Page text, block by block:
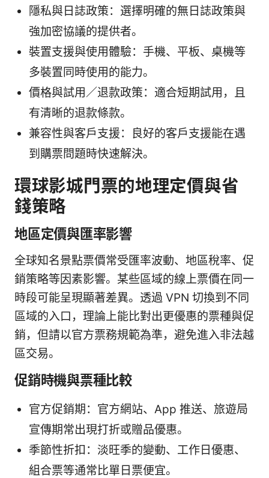
隱私與日誌政策：選擇明確的無日誌政策與
強加密協議的提供者。
裝置支援與使用體驗：手機、平板、桌機等
多裝置同時使用的能力。
價格與試用／退款政策：適合短期試用，且
有清晰的退款條款。
兼容性與客戶支援：良好的客戶支援能在遇
到購票問題時快速解決。
環球影城門票的地理定價與省
錢策略
地區定價與匯率影響
全球知名景點票價常受匯率波動、地區稅率、促
銷策略等因素影響。某些區域的線上票價在同一
時段可能呈現顯著差異。透過 VPN 切換到不同
區域的入口，理論上能比對出更優惠的票種與促
銷，但請以官方票務規範為準，避免進入非法越
區交易。
促銷時機與票種比較
官方促銷期：官方網站、App 推送、旅遊局
宣傳期常出現打折或贈品優惠。
季節性折扣：淡旺季的變動、工作日優惠、
組合票等通常比單日票便宜。